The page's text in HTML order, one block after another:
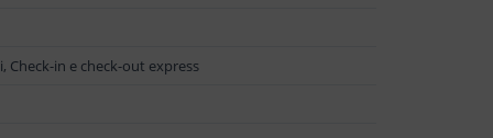
Check-in e check-out express